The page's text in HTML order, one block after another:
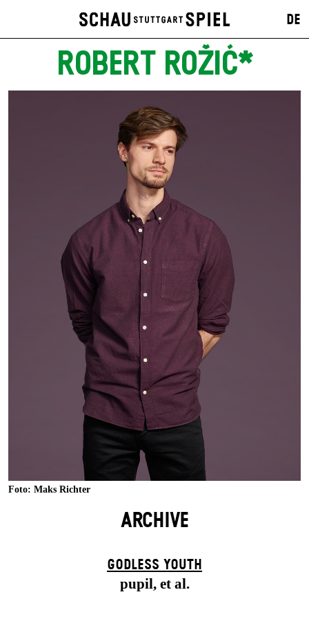
DE
ROBERT ROŽIĆ*
Foto: Maks Richter
ARCHIVE
GODLESS YOUTH
pupil, et al.